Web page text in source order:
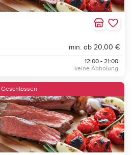
min. ab 20,00 €
12:00 - 21:00
keine Abholung
Geschlossen